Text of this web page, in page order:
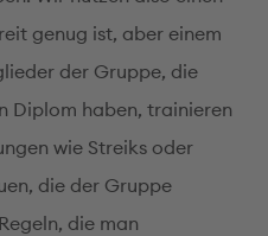
genug ist, aber einem
der Gruppe, die
Diplom haben, trainieren
wie Streiks oder
die der Gruppe
die man